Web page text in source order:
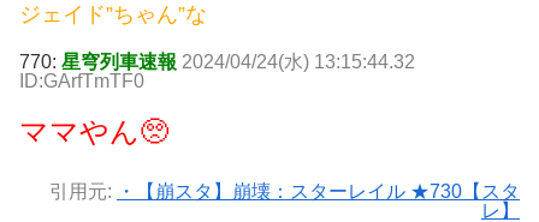
ジェイド”ちゃん”な
770: 星穹列車速報 2024/04/24(水) 13:15:44.32
ID:GArfTmTF0
ママやん🥺
引用元:
・【崩スタ】崩壊：スターレイル ★730【スタ
レ】